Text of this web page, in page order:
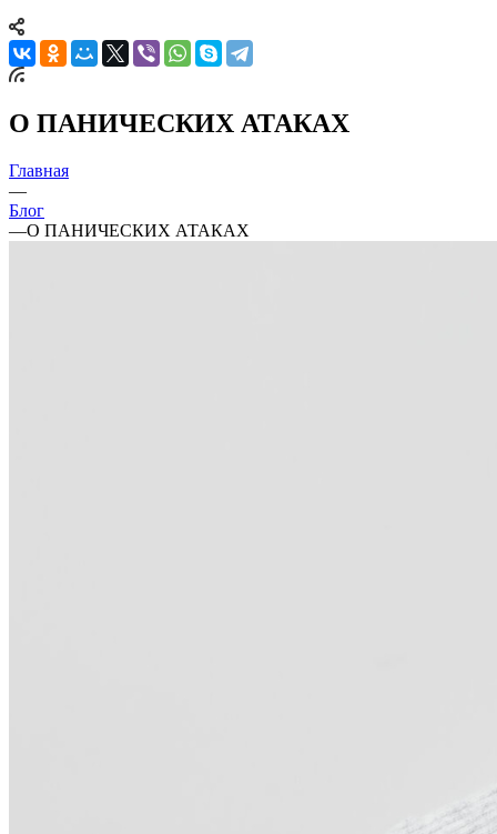
О ПАНИЧЕСКИХ АТАКАХ
Главная
—
Блог
—О ПАНИЧЕСКИХ АТАКАХ